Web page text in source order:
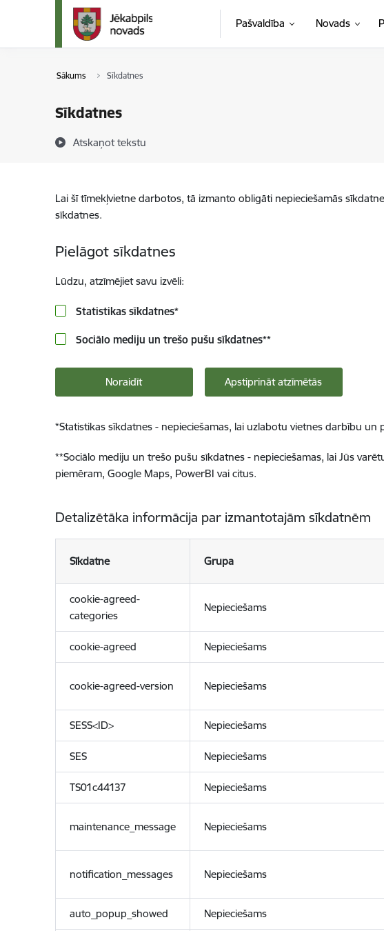
Pāriet uz lapas saturu
Pašvaldība Novads
Sākums Sīkdatnes
Sīkdatnes
Atskaņot tekstu
Lai šī tīmekļvietne darbotos, tā izmanto obligāti nepieciešamās
sīkdatnes.
Pielāgot sīkdatnes
Lūdzu, atzīmējiet savu izvēli:
Statistikas sīkdatnes*
Sociālo mediju un trešo pušu sīkdatnes**
Noraidīt Apstiprināt atzīmētās
*Statistikas sīkdatnes - nepieciešamas, lai uzlabotu vietnes darbību un
**Sociālo mediju un trešo pušu sīkdatnes - nepieciešamas, lai Jūs
piemēram, Google Maps, PowerBI vai citus.
Detalizētāka informācija par izmantotajām sīkdatnēm
Sīkdatne Grupa
cookie-agreed-
categories
Nepieciešams
cookie-agreed Nepieciešams
cookie-agreed-version Nepieciešams
SESS<ID> Nepieciešams
SES Nepieciešams
TS01c44137 Nepieciešams
maintenance_message Nepieciešams
notification_messages Nepieciešams
auto_popup_showed Nepieciešams